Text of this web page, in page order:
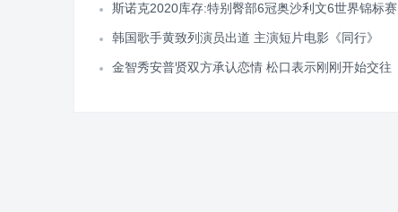
斯诺克2020库存:特别臀部6冠奥沙利文6世界锦标赛
韩国歌手黄致列演员出道 主演短片电影《同行》
金智秀安普贤双方承认恋情 松口表示刚刚开始交往